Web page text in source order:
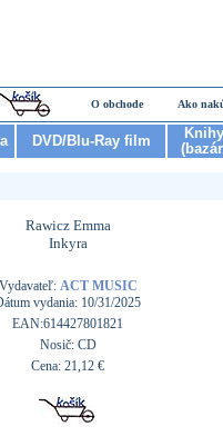
O obchode Ako
DVD/Blu-Ray film
Knihy
Rawicz Emma
Inkyra
Vydavateľ: ACT MUSIC
vydania: 10/31/2025
EAN:614427801821
Nosič: CD
Cena: 21,12 €